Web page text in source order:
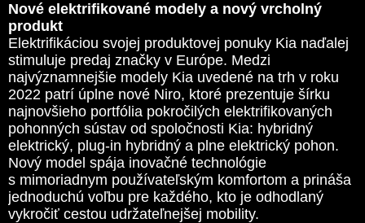
Nové elektrifikované modely a nový vrcholný
produkt
Elektrifikáciou svojej produktovej ponuky Kia naďalej
stimuluje predaj značky v Európe. Medzi
najvýznamnejšie modely Kia uvedené na trh v roku
2022 patrí úplne nové Niro, ktoré prezentuje šírku
najnovšieho portfólia pokročilých elektrifikovaných
pohonných sústav od spoločnosti Kia: hybridný
elektrický, plug-in hybridný a plne elektrický pohon.
Nový model spája inovačné technológie
s mimoriadnym používateľským komfortom a prináša
jednoduchú voľbu pre každého, kto je odhodlaný
vykročiť cestou udržateľnejšej mobility.